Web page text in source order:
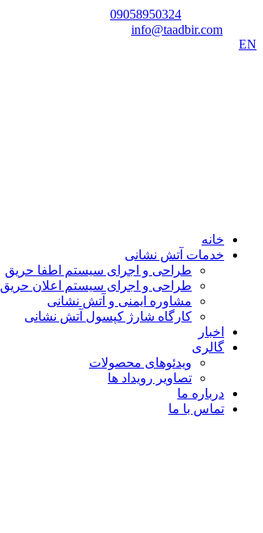
09058950324
info@taadbir.com
EN
خانه
خدمات آتش نشانی
طراحی و اجرای سیستم اطفا حریق
طراحی و اجرای سیستم اعلان حریق
مشاوره ایمنی و آتش نشانی
کارگاه شارژ کپسول آتش نشانی
اخبار
گالری
ویدئوهای محصولات
تصاویر رویداد ها
درباره ما
تماس با ما